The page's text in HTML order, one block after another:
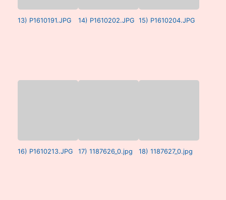
13) P1610191.JPG 14) P1610202.JPG 15) P1610204.JPG
16) P1610213.JPG 17) 1187626_0.jpg 18) 1187627_0.jpg